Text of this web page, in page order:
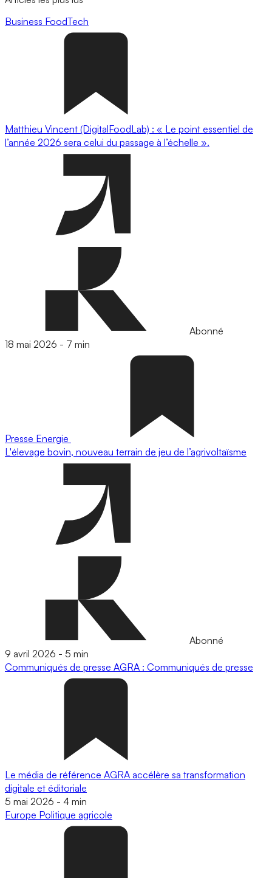
Business FoodTech
Matthieu Vincent (DigitalFoodLab) : « Le point essentiel de
l’année 2026 sera celui du passage à l’échelle ».
Abonné
18 mai 2026 - 7 min
Presse Energie
L'élevage bovin, nouveau terrain de jeu de l’agrivoltaïsme
Abonné
9 avril 2026 - 5 min
Communiqués de presse AGRA : Communiqués de presse
Le média de référence AGRA accélère sa transformation
digitale et éditoriale
5 mai 2026 - 4 min
Europe Politique agricole